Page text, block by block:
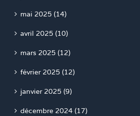
mai 2025 (14)
avril 2025 (10)
mars 2025 (12)
février 2025 (12)
janvier 2025 (9)
décembre 2024 (17)